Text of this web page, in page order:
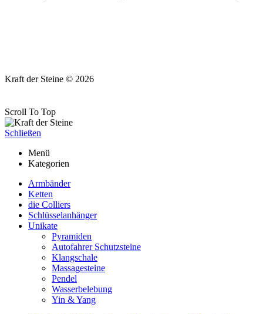
Kraft der Steine © 2026
Scroll To Top
Schließen
Menü
Kategorien
Armbänder
Ketten
die Colliers
Schlüsselanhänger
Unikate
Pyramiden
Autofahrer Schutzsteine
Klangschale
Massagesteine
Pendel
Wasserbelebung
Yin & Yang